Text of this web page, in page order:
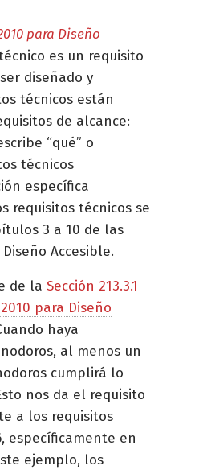
para Diseño
es un requisito
diseñado y
técnicos están
de alcance:
“qué” o
técnicos
específica
requisitos técnicos se
3 a 10 de las
Accesible.
de la Sección 213.3.1
para Diseño
haya
al menos un
cumplirá lo
nos da el requisito
a los requisitos
específicamente en
ejemplo, los